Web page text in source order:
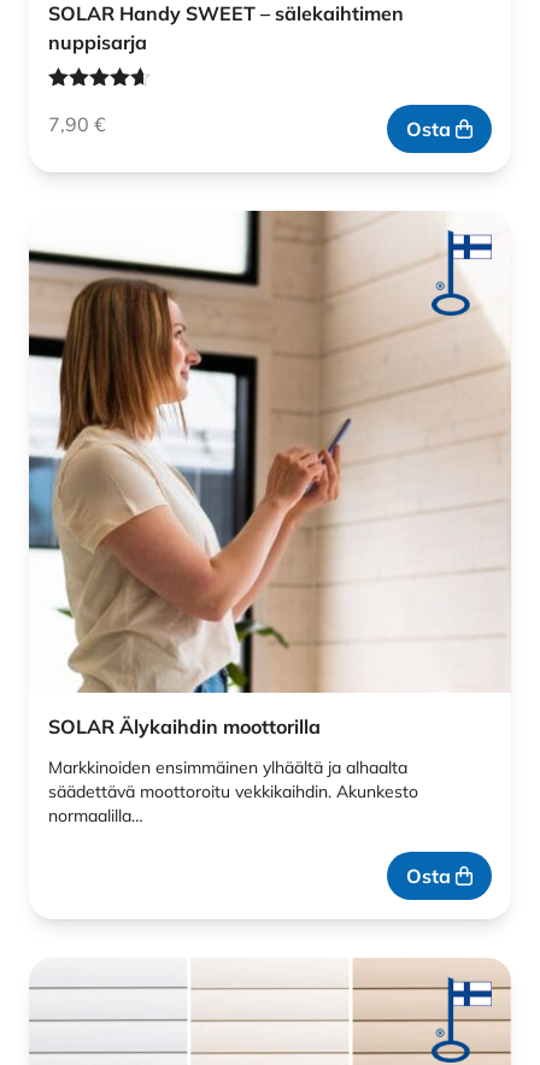
SOLAR Handy SWEET – sälekaihtimen
nuppisarja
tuotteesta:
7,90 € Osta
SOLAR Älykaihdin moottorilla
Markkinoiden ensimmäinen ylhäältä ja alhaalta
säädettävä moottoroitu vekkikaihdin. Akunkesto
normaalilla…
Osta